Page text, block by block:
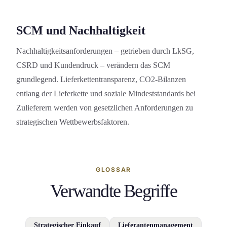
SCM und Nachhaltigkeit
Nachhaltigkeits­anforderung­en – getrieben durch LkSG,
CSRD und Kundendruck – verändern das SCM
grundlegend. Lieferkettentransparenz, CO2-Bilanzen
entlang der Lieferkette und soziale Mindeststandards bei
Zulieferern werden von gesetzlichen Anforderung­en zu
strategischen Wettbewerbsfaktoren.
GLOSSAR
Verwandte Begriffe
Strategischer Einkauf Lieferantenmanagement